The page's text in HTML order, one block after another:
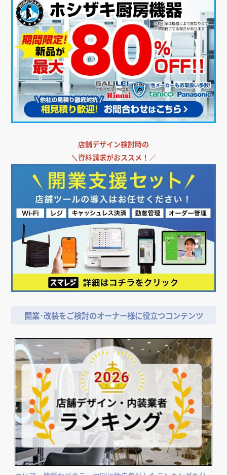
店舗デザイン検討時の
＼資料請求がおススメ！／
開業･改装をご検討のオーナー様に役立つコンテンツ